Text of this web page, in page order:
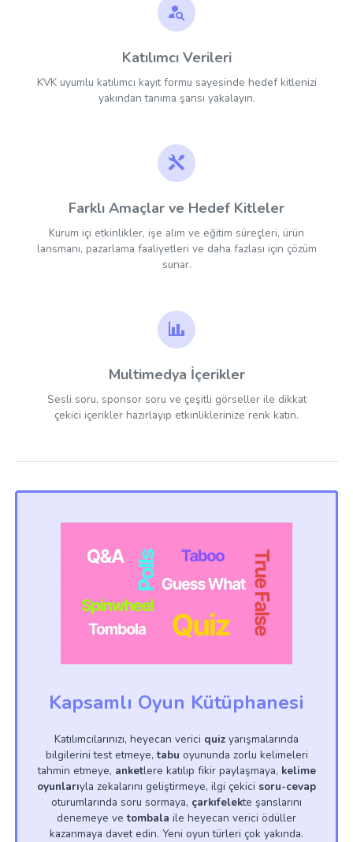
Katılımcı Verileri
KVK uyumlu katılımcı kayıt formu sayesinde hedef kitlenizi
yakından tanıma şansı yakalayın.
Farklı Amaçlar ve Hedef Kitleler
Kurum içi etkinlikler, işe alım ve eğitim süreçleri, ürün
lansmanı, pazarlama faaliyetleri ve daha fazlası için çözüm
sunar.
Multimedya İçerikler
Sesli soru, sponsor soru ve çeşitli görseller ile dikkat
çekici içerikler hazırlayıp etkinliklerinize renk katın.
Kapsamlı Oyun Kütüphanesi
Katılımcılarınızı, heyecan verici quiz yarışmalarında
bilgilerini test etmeye,tabu oyununda zorlu kelimeleri
tahmin etmeye, anketlere katılıp fikir paylaşmaya, kelime
oyunlarıyla zekalarını geliştirmeye, ilgi çekici soru-cevap
oturumlarında soru sormaya, çarkıfelekte şanslarını
denemeye vetombala ile heyecan verici ödüller
kazanmaya davet edin. Yeni oyun türleri çok yakında.